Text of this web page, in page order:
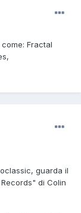
Fractal
guarda il
di Colin